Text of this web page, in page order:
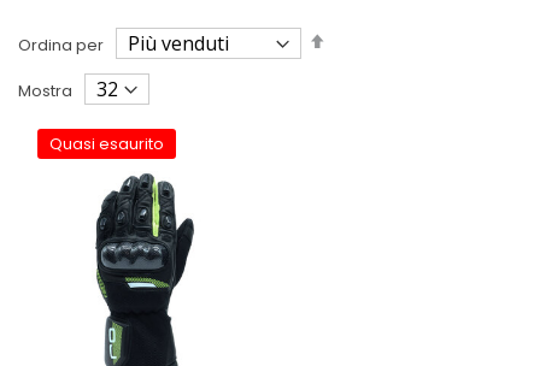
Ordina per
Imposta
Mostra
Quasi esaurito